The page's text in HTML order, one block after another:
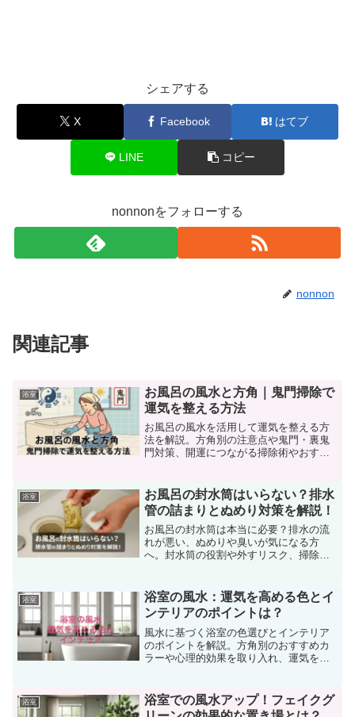
シェアする
X Facebook はてブ
LINE コピー
nonnonをフォローする
nonnon
関連記事
浴室
お風呂の風水と方角｜鬼門掃除で
運気を整える方法
お風呂の風水を活用して運気を整える方
法を解説。方角別の注意点や鬼門・裏鬼
門対策、開運につながる掃除術やおすす
浴室
お風呂の封水筒はいらない？排水
管の詰まりとぬめり対策を解説！
お風呂の封水筒は本当に必要？排水の流
れが悪い、ぬめりや臭いが気になる方
へ。封水筒の役割や外すリスク、掃除方
浴室
浴室の風水：運気を高める色とイ
ンテリアのポイントは？
風水に基づく浴室の色選びとインテリア
のポイントを解説。方角別のおすすめカ
ラーや心理的効果を取り入れ、運気を高
を理解し、バランスを保ちながら、浴室
をリラックスと運気アップの空間に整え
浴室
浴室での風水アップ！フェイクグ